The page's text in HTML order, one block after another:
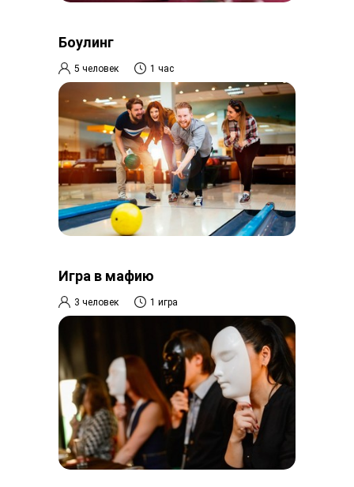
Боулинг
5 человек 1 час
Игра в мафию
3 человек 1 игра